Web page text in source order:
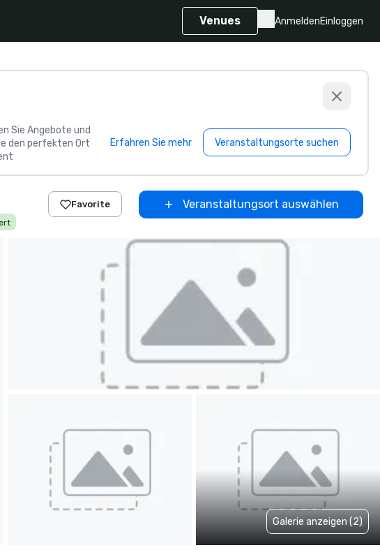
Venues AnmeldenEinloggen
Sie Angebote und
den perfekten Ort
Erfahren Sie mehr Veranstaltungsorte suchen
Favorite Veranstaltungsort auswählen
Galerie anzeigen (2)